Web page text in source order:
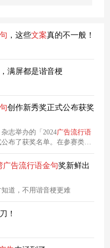
句 ，这些文案真的不一般！
满屏都是谐音梗
句创作新秀奖正式公布获奖
杂志举办的「2024广告流行语
布了获奖名单。在参赛类别
句」、「十大社群文案奖」和
有42件作品参与角逐。同
」也正式更名为「 广告
多的新鲜血液。
广告流行语金句奖新鲜出
道，不用谐音梗更难
！